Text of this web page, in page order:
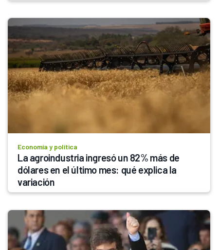
Economía y política
La agroindustria ingresó un 82% más de
dólares en el último mes: qué explica la
variación